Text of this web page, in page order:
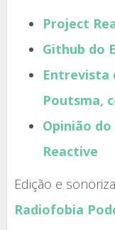
Project
Github do
Entrevista
Poutsma,
Opinião
Reactive
Edição e
Radiofobia